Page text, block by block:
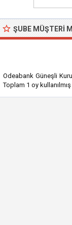
ŞUBE MÜŞTERI
Odeabank Güneşli
Toplam 1 oy